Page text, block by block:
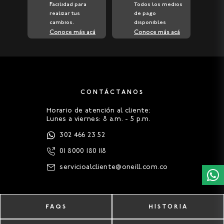
Facilidad para
realizar tus
cambios.
Conoce más acá
Todos los medios
de pago
disponibles
Conoce más acá
CONTÁCTANOS
Horario de atención al cliente:
Lunes a viernes: 8 a.m. - 5 p.m.
302 466 23 52
01 8000 180 118
servicioalcliente@oneill.com.co
FAQS HISTORIA